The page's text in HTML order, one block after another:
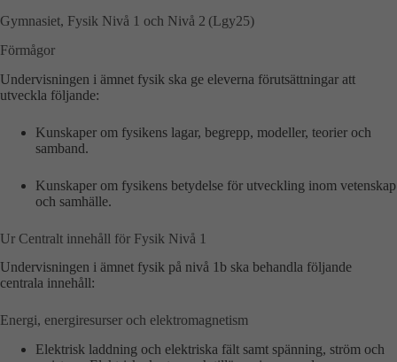
Gymnasiet, Fysik Nivå 1 och Nivå 2 (Lgy25)
Förmågor
Undervisningen i ämnet fysik ska ge eleverna förutsättningar att
utveckla följande:
Kunskaper om fysikens lagar, begrepp, modeller, teorier och
samband.
Kunskaper om fysikens betydelse för utveckling inom vetenskap
och samhälle.
Ur Centralt innehåll för Fysik Nivå 1
Undervisningen i ämnet fysik på nivå 1b ska behandla följande
centrala innehåll:
Energi, energiresurser och elektromagnetism
Elektrisk laddning och elektriska fält samt spänning, ström och